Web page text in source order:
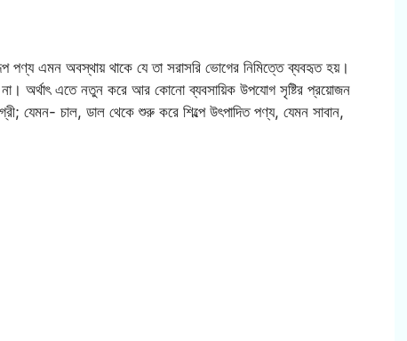
এমন অবস্থায় থাকে যে তা সরাসরি ভোগের নিমিত্তে ব্যবহৃত হয়।
অর্থাৎ এতে নতুন করে আর কোনো ব্যবসায়িক উপযোগ সৃষ্টির প্রয়োজন
যেমন- চাল, ডাল থেকে শুরু করে শিল্পে উৎপাদিত পণ্য, যেমন সাবান,